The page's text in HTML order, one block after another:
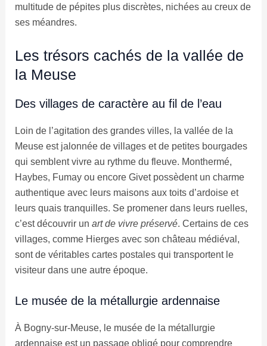
multitude de pépites plus discrètes, nichées au creux de
ses méandres.
Les trésors cachés de la vallée de
la Meuse
Des villages de caractère au fil de l’eau
Loin de l’agitation des grandes villes, la vallée de la
Meuse est jalonnée de villages et de petites bourgades
qui semblent vivre au rythme du fleuve. Monthermé,
Haybes, Fumay ou encore Givet possèdent un charme
authentique avec leurs maisons aux toits d’ardoise et
leurs quais tranquilles. Se promener dans leurs ruelles,
c’est découvrir un art de vivre préservé. Certains de ces
villages, comme Hierges avec son château médiéval,
sont de véritables cartes postales qui transportent le
visiteur dans une autre époque.
Le musée de la métallurgie ardennaise
À Bogny-sur-Meuse, le musée de la métallurgie
ardennaise est un passage obligé pour comprendre